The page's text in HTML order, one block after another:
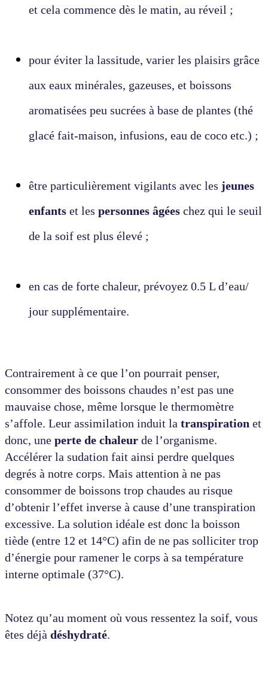
et cela commence dès le matin, au réveil ;
pour éviter la lassitude, varier les plaisirs grâce
aux eaux minérales, gazeuses, et boissons
aromatisées peu sucrées à base de plantes (thé
glacé fait-maison, infusions, eau de coco etc.) ;
être particulièrement vigilants avec les jeunes
enfants et les personnes âgées chez qui le seuil
de la soif est plus élevé ;
en cas de forte chaleur, prévoyez 0.5 L d’eau/
jour supplémentaire.
Contrairement à ce que l’on pourrait penser,
consommer des boissons chaudes n’est pas une
mauvaise chose, même lorsque le thermomètre
s’affole. Leur assimilation induit la transpiration et
donc, une perte de chaleur de l’organisme.
Accélérer la sudation fait ainsi perdre quelques
degrés à notre corps. Mais attention à ne pas
consommer de boissons trop chaudes au risque
d’obtenir l’effet inverse à cause d’une transpiration
excessive. La solution idéale est donc la boisson
tiède (entre 12 et 14°C) afin de ne pas solliciter trop
d’énergie pour ramener le corps à sa température
interne optimale (37°C).
Notez qu’au moment où vous ressentez la soif, vous
êtes déjà déshydraté.